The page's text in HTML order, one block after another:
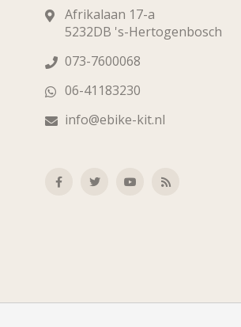
Afrikalaan 17-a
5232DB 's-Hertogenbosch
073-7600068
06-41183230
info@ebike-kit.nl